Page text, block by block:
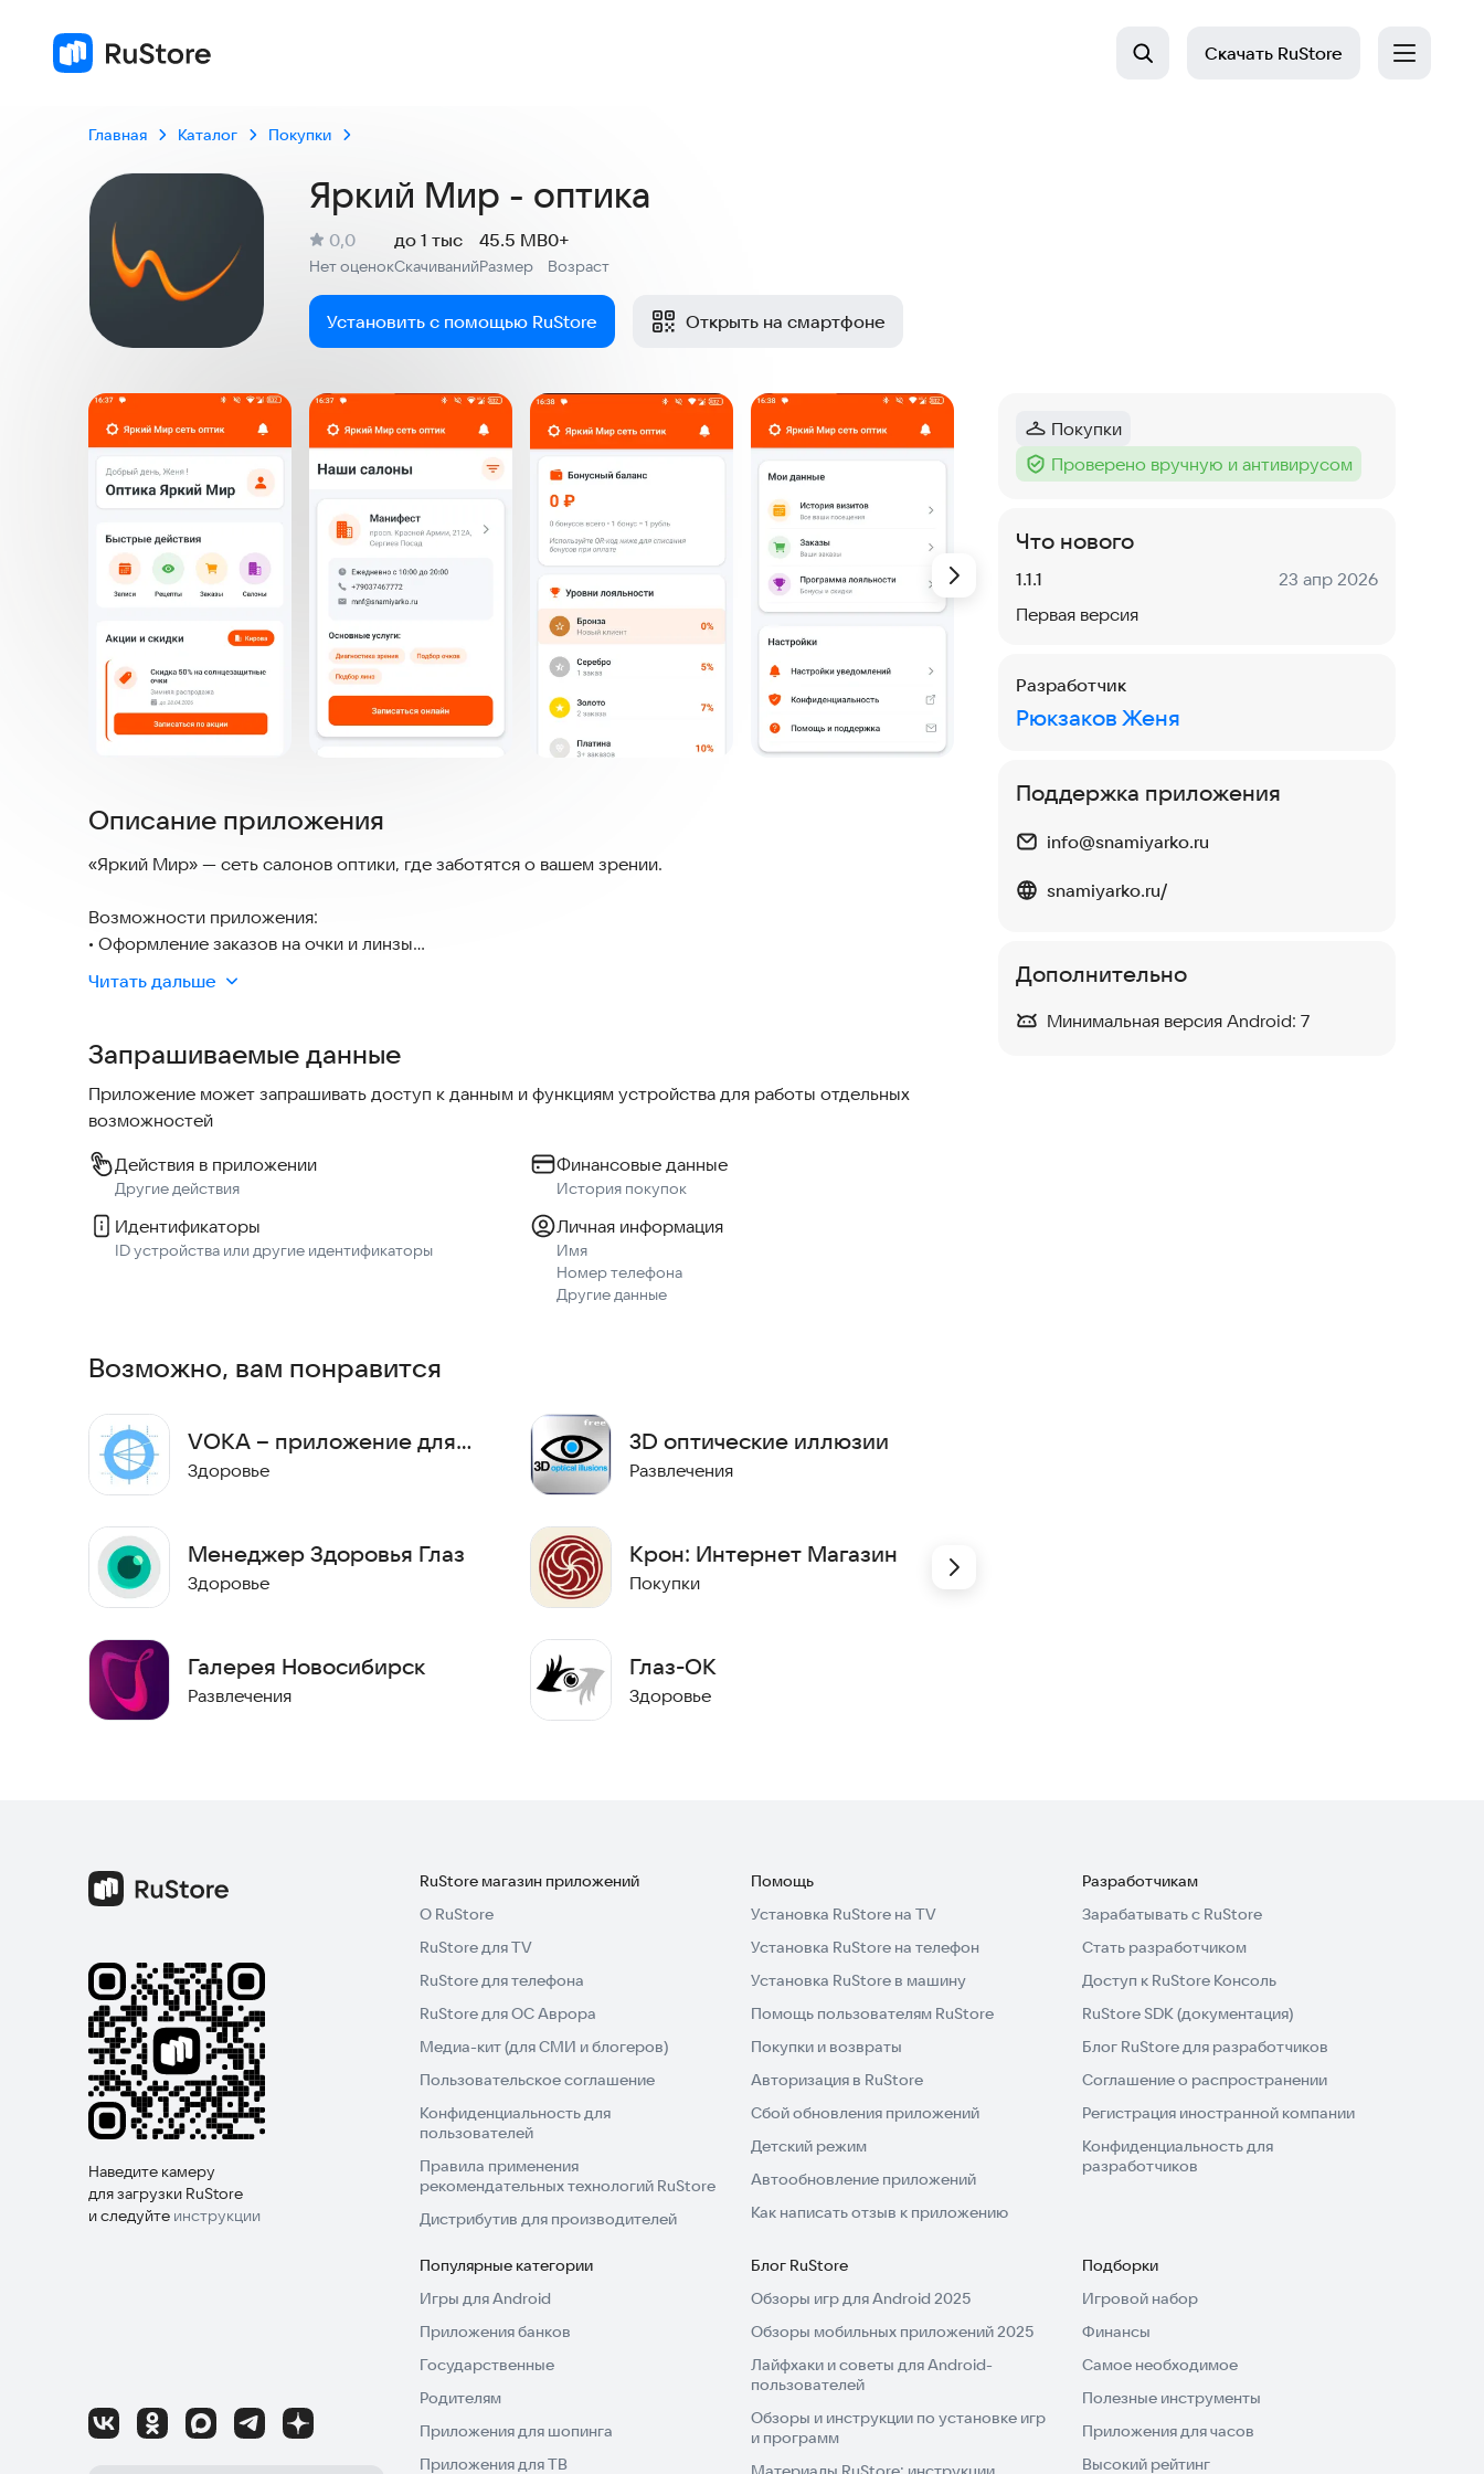
Скачать RuStore
Главная Каталог Покупки
Яркий Мир - оптика
Рейтинг:
0,0
Нет оценокСкачиваний
до 1 тыс
Размер
45.5 MB
Возраст
0+
Установить с помощью RuStore Открыть на смартфоне
Скриншоты
Описание приложения
«Яркий Мир» — сеть салонов оптики, где заботятся о вашем зрении.
Возможности приложения:
• Оформление заказов на очки и линзы
• Запись в салоны оптики
• Программа лояльности с накоплением баллов
• Push-уведомления о готовности заказа
• Быстрая авторизация по номеру телефона
Всё для вашего комфортного зрения в одном приложении!
Читать дальше
Запрашиваемые данные
Приложение может запрашивать доступ к данным и функциям устройства для работы отдельных
возможностей
Действия в приложении
Другие действия
Финансовые данные
История покупок
Идентификаторы
ID устройства или другие идентификаторы
Личная информация
Имя
Номер телефона
Другие данные
Возможно, вам понравится
VOKA – приложение для
глаз
Здоровье
Менеджер Здоровья Глаз
Здоровье
Галерея Новосибирск
Развлечения
3D оптические иллюзии
Развлечения
Крон: Интернет Магазин
Покупки
Глаз-ОК
Здоровье
Категория:
Покупки
Тег :
Проверено вручную и антивирусом
Что нового
Версия:
1.1.1 Дата:
23 апр 2026
Первая версия
Разработчик
Рюкзаков Женя
Поддержка приложения
info@snamiyarko.ru
snamiyarko.ru/
Дополнительно
Минимальная версия Android: 7
Наведите камеру
для загрузки RuStore
и следуйте инструкции
RuStore магазин приложений
О RuStore
RuStore для TV
RuStore для телефона
RuStore для ОС Аврора
Медиа-кит (для СМИ и блогеров)
Пользовательское соглашение
Конфиденциальность для
пользователей
Правила применения
рекомендательных технологий RuStore
Дистрибутив для производителей
Помощь
Установка RuStore на TV
Установка RuStore на телефон
Установка RuStore в машину
Помощь пользователям RuStore
Покупки и возвраты
Авторизация в RuStore
Сбой обновления приложений
Детский режим
Автообновление приложений
Как написать отзыв к приложению
Разработчикам
Зарабатывать с RuStore
Стать разработчиком
Доступ к RuStore Консоль
RuStore SDK (документация)
Блог RuStore для разработчиков
Соглашение о распространении
Регистрация иностранной компании
Конфиденциальность для
разработчиков
Популярные категории
Игры для Android
Приложения банков
Государственные
Родителям
Приложения для шопинга
Приложения для ТВ
Блог RuStore
Обзоры игр для Android 2025
Обзоры мобильных приложений 2025
Лайфхаки и советы для Android-
пользователей
Обзоры и инструкции по установке игр
и программ
Подборки
Игровой набор
Финансы
Самое необходимое
Полезные инструменты
Приложения для часов
Высокий рейтинг